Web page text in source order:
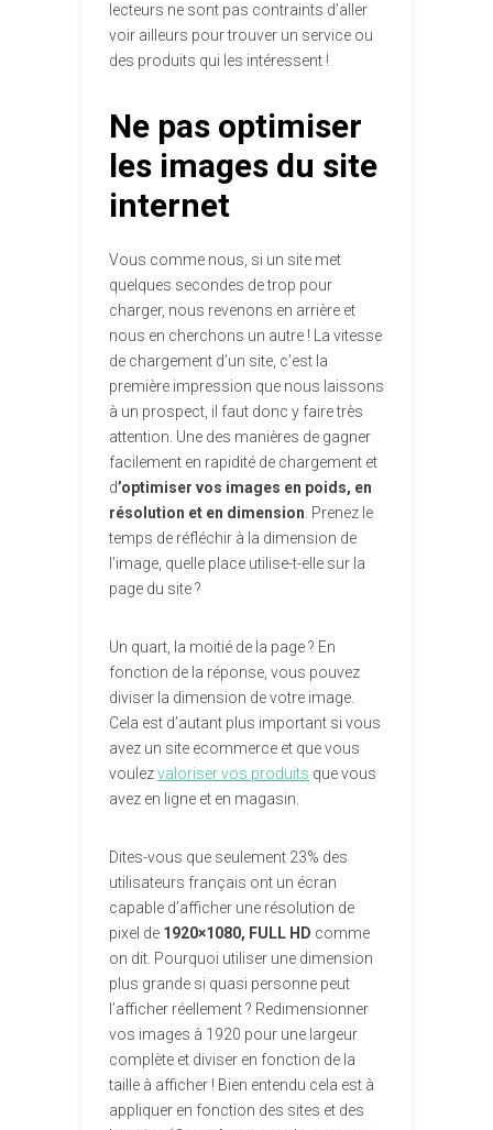
lecteurs ne sont pas contraints d’aller
voir ailleurs pour trouver un service ou
des produits qui les intéressent !
Ne pas optimiser
les images du site
internet
Vous comme nous, si un site met
quelques secondes de trop pour
charger, nous revenons en arrière et
nous en cherchons un autre ! La vitesse
de chargement d’un site, c’est la
première impression que nous laissons
à un prospect, il faut donc y faire très
attention. Une des manières de gagner
facilement en rapidité de chargement et
d’optimiser vos images en poids, en
résolution et en dimension. Prenez le
temps de réfléchir à la dimension de
l’image, quelle place utilise-t-elle sur la
page du site ?
Un quart, la moitié de la page ? En
fonction de la réponse, vous pouvez
diviser la dimension de votre image.
Cela est d’autant plus important si vous
avez un site ecommerce et que vous
voulezvaloriser vos produits que vous
avez en ligne et en magasin.
Dites-vous que seulement 23% des
utilisateurs français ont un écran
capable d’afficher une résolution de
pixel de 1920×1080, FULL HD comme
on dit. Pourquoi utiliser une dimension
plus grande si quasi personne peut
l’afficher réellement ? Redimensionner
vos images à 1920 pour une largeur
complète et diviser en fonction de la
taille à afficher ! Bien entendu cela est à
appliquer en fonction des sites et des